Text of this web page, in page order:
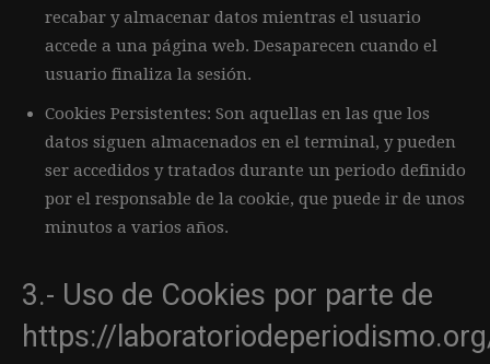
recabar y almacenar datos mientras el usuario
accede a una página web. Desaparecen cuando el
usuario finaliza la sesión.
Cookies Persistentes: Son aquellas en las que los
datos siguen almacenados en el terminal, y pueden
ser accedidos y tratados durante un periodo definido
por el responsable de la cookie, que puede ir de unos
minutos a varios años.
3.- Uso de Cookies por parte de
https://